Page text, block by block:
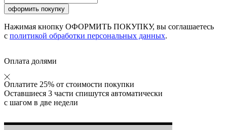
Нажимая кнопку ОФОРМИТЬ ПОКУПКУ, вы соглашаетесь
с политикой обработки персональных данных.
Оплата долями
Оплатите 25% от стоимости покупки
Оставшиеся 3 части спишутся автоматически
с шагом в две недели